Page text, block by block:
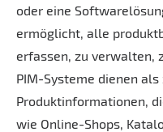
oder eine
ermöglicht, alle
erfassen, zu verwalten,
PIM-Systeme dienen
Produktinformationen,
wie Online-Shops,